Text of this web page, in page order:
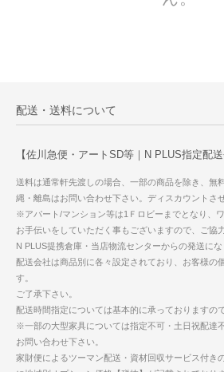
配送・送料について
【佐川急便・アートSD等｜N PLUS指定配送
送料は通常軒先渡しの場合、一部の商品を除き、無
縄・離島はお問い合わせ下さい。ディスカウントさ
※アパート/マンション等は1Ｆロビーまでとなり、
お手伝いをしていただく事もございますので、ご協
N PLUS提携倉庫・当店物流センターからの発送にな
配送会社は商品別に各々設定されており、お客様の
す。
ご了承下さい。
配送時間指定については基本的に承っておりますの
※一部の大型家具については指定不可・土日祝配達
お問い合わせ下さい。
家財便によるツーマン配送・資材回収サービス付き